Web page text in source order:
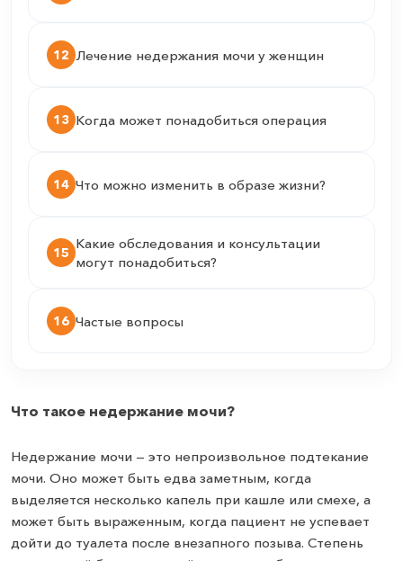
12 Лечение недержания мочи у женщин
13 Когда может понадобиться операция
14 Что можно изменить в образе жизни?
15
Какие обследования и консультации
могут понадобиться?
16 Частые вопросы
Что такое недержание мочи?
Недержание мочи — это непроизвольное подтекание
мочи. Оно может быть едва заметным, когда
выделяется несколько капель при кашле или смехе, а
может быть выраженным, когда пациент не успевает
дойти до туалета после внезапного позыва. Степень